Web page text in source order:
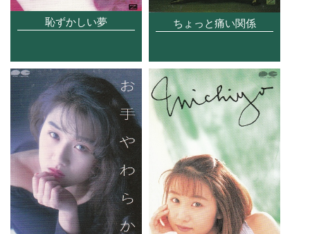
恥ずかしい夢 ちょっと痛い関係